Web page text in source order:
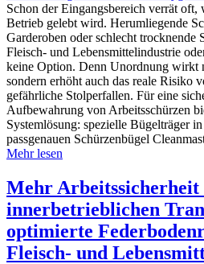
Schon der Eingangsbereich verrät
Betrieb gelebt wird. Herumliegende
Garderoben oder schlecht trocknende
Fleisch- und Lebensmittelindustrie
keine Option. Denn Unordnung wirkt
sondern erhöht auch das reale Risiko
gefährliche Stolperfallen. Für eine
Aufbewahrung von Arbeitsschürzen
Systemlösung: spezielle Bügelträger
passgenauen Schürzenbügel
Mehr lesen
Mehr Arbeitssicherheit
innerbetrieblichen
optimierte
Fleisch- und